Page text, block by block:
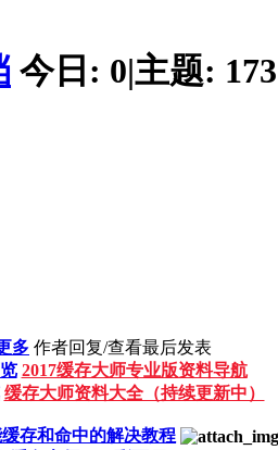
今日: 0|主题: 173
多 作者回复/查看最后发表
2017缓存大师专业版资料导航
缓存大师资料大全（持续更新中）
存和命中的解决教程